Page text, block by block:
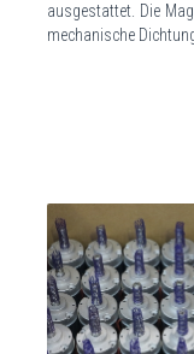
ausgestattet. Die
mechanische